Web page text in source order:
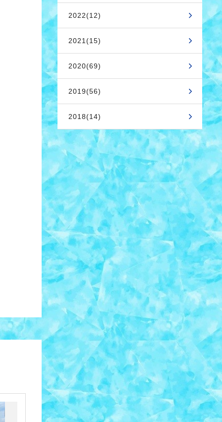
2022(12)
2021(15)
2020(69)
2019(56)
2018(14)